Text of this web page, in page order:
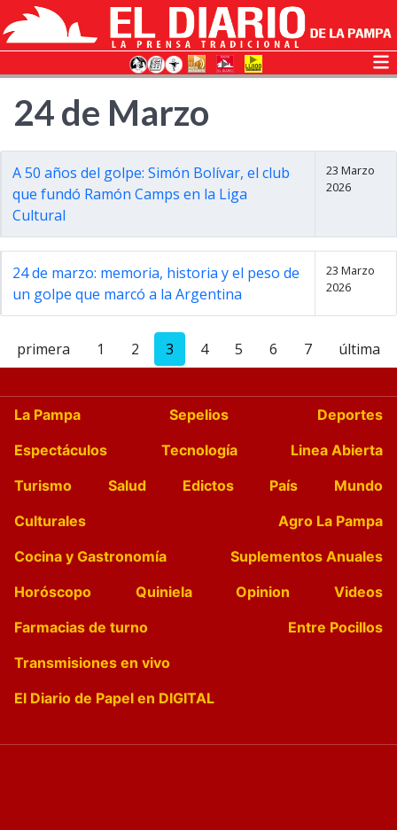
24 de Marzo
A 50 años del golpe: Simón Bolívar, el club
que fundó Ramón Camps en la Liga
Cultural
23 Marzo
2026
24 de marzo: memoria, historia y el peso de
un golpe que marcó a la Argentina
23 Marzo
2026
primera 1 2 3 4 5 6 7 última
La Pampa Sepelios
Deportes
Espectáculos
Tecnología
Linea Abierta
Turismo
Salud Edictos País
Mundo
Culturales
Agro La Pampa
Cocina y Gastronomía
Suplementos Anuales
Horóscopo
Quiniela Opinion
Videos
Farmacias de turno
Entre Pocillos
Transmisiones en vivo
El Diario de Papel en DIGITAL